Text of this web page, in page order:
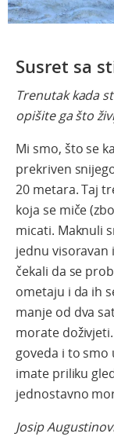
Susret sa
Trenutak kada
opišite ga što
Mi smo, što se
prekriven
20 metara. Taj
koja se miče
micati. Maknuli
jednu visoravan
čekali da se
ometaju i da ih
manje od dva
morate
goveda i to smo
imate priliku
jednostavno
Josip